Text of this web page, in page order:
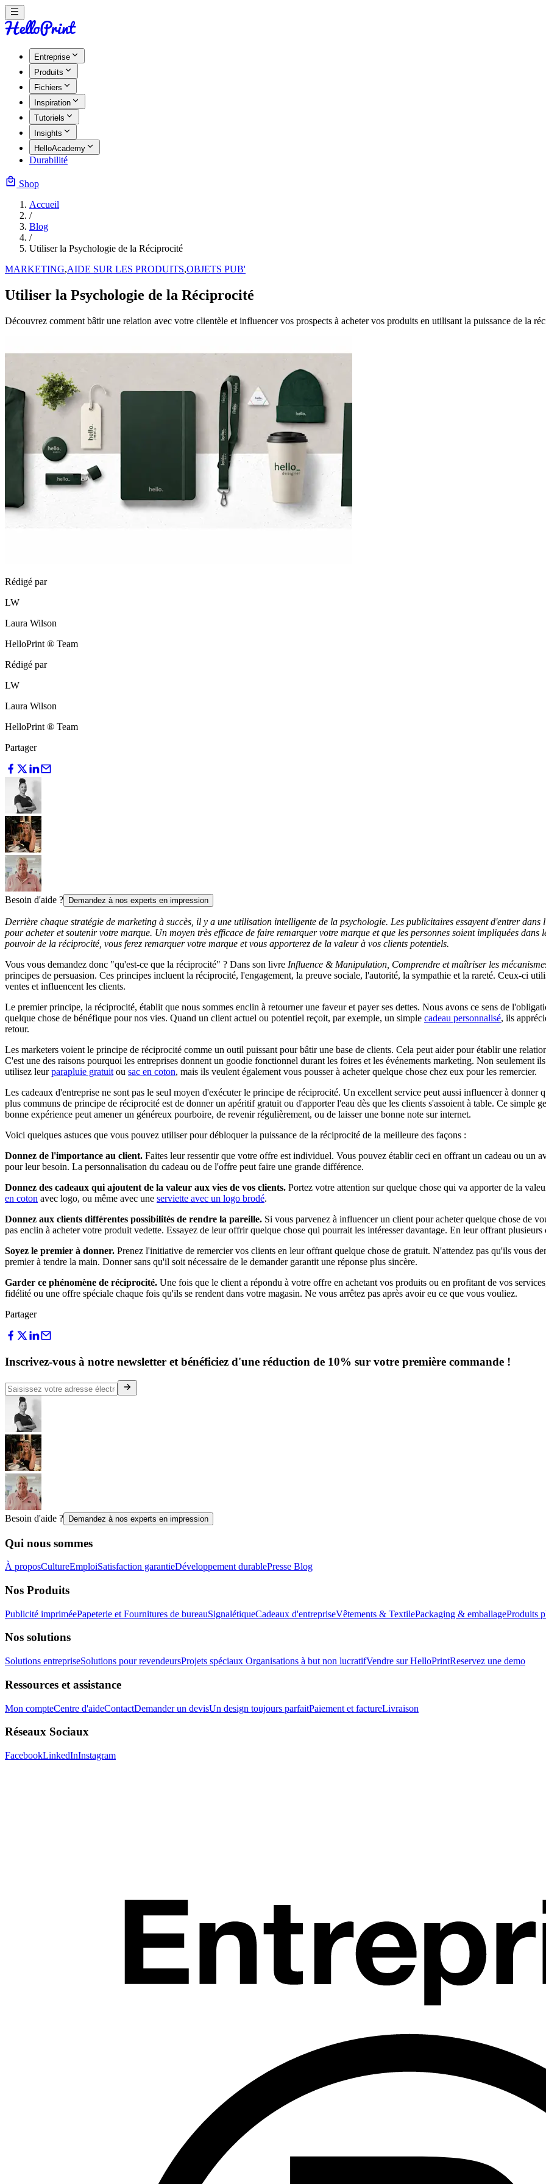
Entreprise
Produits
Fichiers
Inspiration
Tutoriels
Insights
HelloAcademy
Durabilité
Shop
Accueil
/
Blog
/
Utiliser la Psychologie de la Réciprocité
MARKETING,AIDE SUR LES PRODUITS,OBJETS PUB'
Utiliser la Psychologie de la Réciprocité
Découvrez comment bâtir une relation avec votre clientèle et influencer vos prospects à acheter vos produits en utilisant la puissance de la
Rédigé par
LW
Laura Wilson
HelloPrint ® Team
Rédigé par
LW
Laura Wilson
HelloPrint ® Team
Partager
Besoin d'aide ? Demandez à nos experts en impression
Derrière chaque stratégie de marketing à succès, il y a une utilisation intelligente de la psychologie. Les publicitaires essayent d'entrer
pour acheter et soutenir votre marque. Un moyen très efficace de faire remarquer votre marque et que les personnes soient impliquées
pouvoir de la réciprocité, vous ferez remarquer votre marque et vous apporterez de la valeur à vos clients potentiels.
Vous vous demandez donc "qu'est-ce que la réciprocité" ? Dans son livre Influence & Manipulation, Comprendre et maîtriser les
principes de persuasion. Ces principes incluent la réciprocité, l'engagement, la preuve sociale, l'autorité, la sympathie et la rareté. Ceux-ci
ventes et influencent les clients.
Le premier principe, la réciprocité, établit que nous sommes enclin à retourner une faveur et payer ses dettes. Nous avons ce sens de
quelque chose de bénéfique pour nos vies. Quand un client actuel ou potentiel reçoit, par exemple, un simple cadeau personnalisé, ils
retour.
Les marketers voient le principe de réciprocité comme un outil puissant pour bâtir une base de clients. Cela peut aider pour établir une
C'est une des raisons pourquoi les entreprises donnent un goodie fonctionnel durant les foires et les événements marketing. Non seulement
utilisez leurparapluie gratuit ou sac en coton, mais ils veulent également vous pousser à acheter quelque chose chez eux pour les remercier.
Les cadeaux d'entreprise ne sont pas le seul moyen d'exécuter le principe de réciprocité. Un excellent service peut aussi influencer à donner
plus communs de principe de réciprocité est de donner un apéritif gratuit ou d'apporter l'eau dès que les clients s'assoient à table. Ce simple
bonne expérience peut amener un généreux pourboire, de revenir régulièrement, ou de laisser une bonne note sur internet.
Voici quelques astuces que vous pouvez utiliser pour débloquer la puissance de la réciprocité de la meilleure des façons :
Donnez de l'importance au client. Faites leur ressentir que votre offre est individuel. Vous pouvez établir ceci en offrant un cadeau ou un
pour leur besoin. La personnalisation du cadeau ou de l'offre peut faire une grande différence.
Donnez des cadeaux qui ajoutent de la valeur aux vies de vos clients. Portez votre attention sur quelque chose qui va apporter de la
en coton avec logo, ou même avec une serviette avec un logo brodé.
Donnez aux clients différentes possibilités de rendre la pareille. Si vous parvenez à influencer un client pour acheter quelque chose de
pas enclin à acheter votre produit vedette. Essayez de leur offrir quelque chose qui pourrait les intéresser davantage. En leur offrant
Soyez le premier à donner. Prenez l'initiative de remercier vos clients en leur offrant quelque chose de gratuit. N'attendez pas qu'ils vous
premier à tendre la main. Donner sans qu'il soit nécessaire de le demander garantit une réponse plus sincère.
Garder ce phénomène de réciprocité. Une fois que le client a répondu à votre offre en achetant vos produits ou en profitant de vos
fidélité ou une offre spéciale chaque fois qu'ils se rendent dans votre magasin. Ne vous arrêtez pas après avoir eu ce que vous vouliez.
Partager
Inscrivez-vous à notre newsletter et bénéficiez d'une réduction de 10% sur votre première commande !
Besoin d'aide ? Demandez à nos experts en impression
Qui nous sommes
À proposCultureEmploiSatisfaction garantieDéveloppement durablePresse Blog
Nos Produits
Publicité impriméePapeterie et Fournitures de bureauSignalétiqueCadeaux d'entrepriseVêtements & TextilePackaging & emballageProduits
Nos solutions
Solutions entrepriseSolutions pour revendeursProjets spéciaux Organisations à but non lucratifVendre sur HelloPrintReservez une demo
Ressources et assistance
Mon compteCentre d'aideContactDemander un devisUn design toujours parfaitPaiement et factureLivraison
Réseaux Sociaux
FacebookLinkedInInstagram